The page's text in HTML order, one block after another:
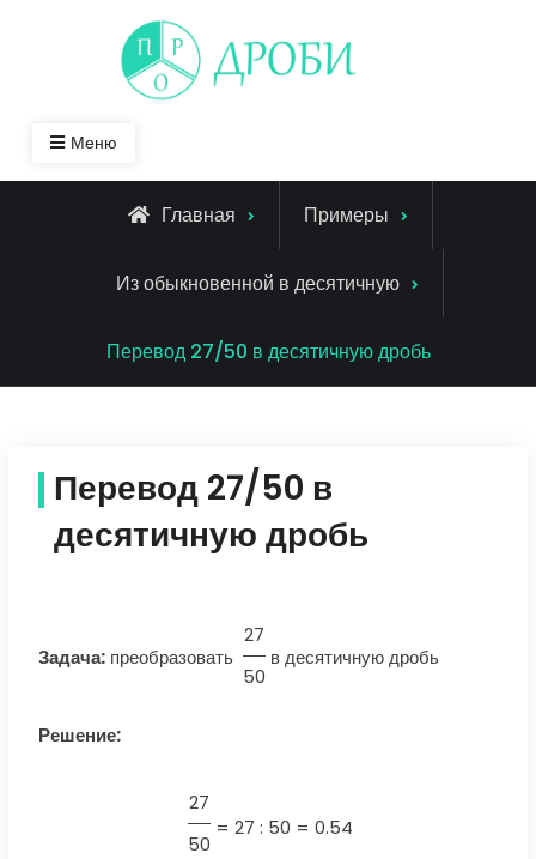
Меню
Главная Примеры
Из обыкновенной в десятичную
Перевод 27/50 в десятичную дробь
Перевод 27/50 в
десятичную дробь
Задача:преобразовать
27
50
в десятичную дробь
Решение:
27
50
= 27 : 50 = 0.54